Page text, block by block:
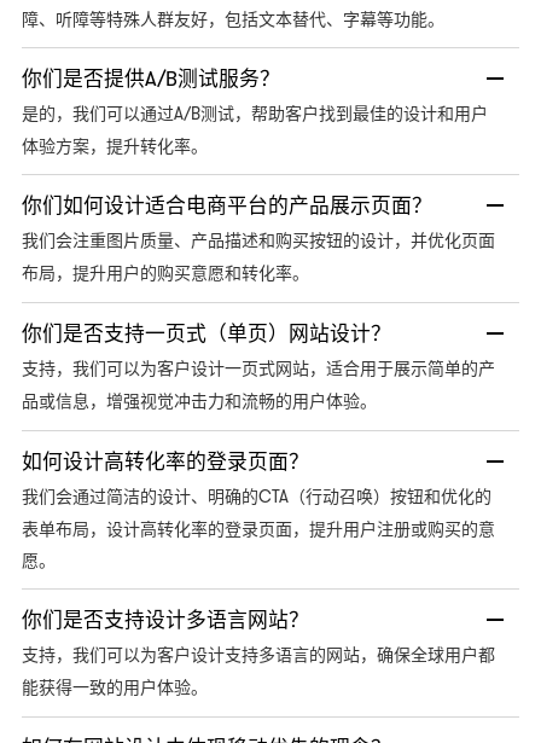
障、听障等特殊人群友好，包括文本替代、字幕等功能。
你们是否提供A/B测试服务？
是的，我们可以通过A/B测试，帮助客户找到最佳的设计和用户
体验方案，提升转化率。
你们如何设计适合电商平台的产品展示页面？
我们会注重图片质量、产品描述和购买按钮的设计，并优化页面
布局，提升用户的购买意愿和转化率。
你们是否支持一页式（单页）网站设计？
支持，我们可以为客户设计一页式网站，适合用于展示简单的产
品或信息，增强视觉冲击力和流畅的用户体验。
如何设计高转化率的登录页面？
我们会通过简洁的设计、明确的CTA（行动召唤）按钮和优化的
表单布局，设计高转化率的登录页面，提升用户注册或购买的意
愿。
你们是否支持设计多语言网站？
支持，我们可以为客户设计支持多语言的网站，确保全球用户都
能获得一致的用户体验。